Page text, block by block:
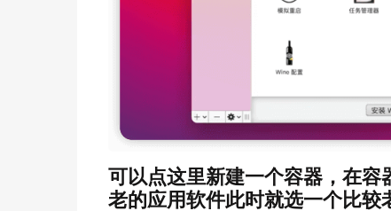
可以点这里新建一个容器，在
老的应用软件此时就选一个比较